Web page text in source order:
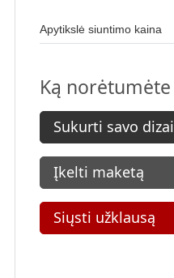
Apytikslė siuntimo kaina
Ką
Sukurti savo
Įkelti maketą
Siųsti užklausą